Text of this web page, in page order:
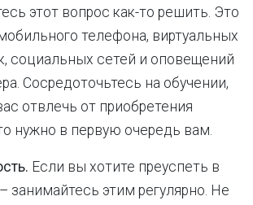
этот вопрос как-то решить. Это
телефона, виртуальных
социальных сетей и оповещений
Сосредоточьтесь на обучении,
отвлечь от приобретения
нужно в первую очередь вам.
Если вы хотите преуспеть в
занимайтесь этим регулярно. Не